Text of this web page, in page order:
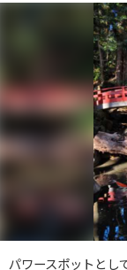
パワースポットとし